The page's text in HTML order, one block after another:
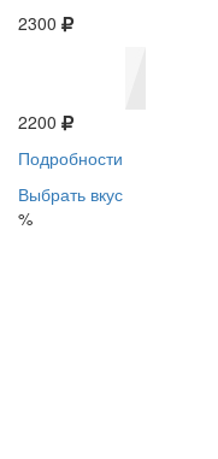
2300
2200
Подробности
Выбрать вкус
%